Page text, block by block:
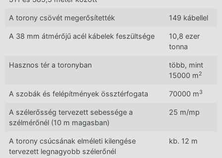
A torony csövét megerősítették 149 kábellel
A 38 mm átmérőjű acél kábelek feszültsége
10,8 ezer
tonna
Hasznos tér a toronyban
több, mint
15000 m2
A szobák és felépítmények össztérfogata 70000 m3
A szélerősség tervezett sebessége a
szélmérőnél (10 m magasban)
25 m/mp
A torony csúcsának elméleti kilengése
tervezett legnagyobb szélerőnél
kb. 12 m